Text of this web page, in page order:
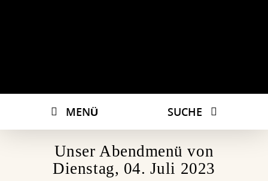
MENÜ SUCHE
Unser Abendmenü von
Dienstag, 04. Juli 2023